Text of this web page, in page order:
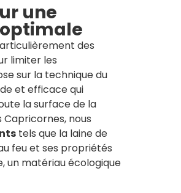
une
des
limiter les
sur la technique du
et efficace qui
la surface de la
nous
tels que la laine de
feu et ses propriétés
un matériau écologique